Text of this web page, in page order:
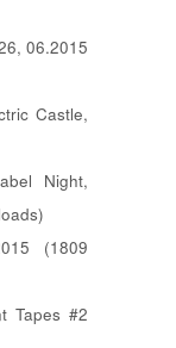
06.2015
Castle,
Night,
(1809
Tapes #2